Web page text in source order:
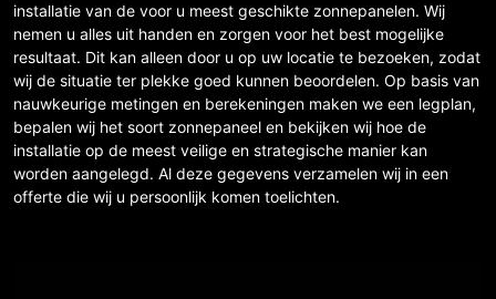
installatie van de voor u meest geschikte zonnepanelen. Wij
nemen u alles uit handen en zorgen voor het best mogelijke
resultaat. Dit kan alleen door u op uw locatie te bezoeken, zodat
wij de situatie ter plekke goed kunnen beoordelen. Op basis van
nauwkeurige metingen en berekeningen maken we een legplan,
bepalen wij het soort zonnepaneel en bekijken wij hoe de
installatie op de meest veilige en strategische manier kan
worden aangelegd. Al deze gegevens verzamelen wij in een
offerte die wij u persoonlijk komen toelichten.